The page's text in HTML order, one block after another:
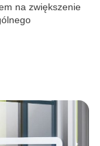
na zwiększenie